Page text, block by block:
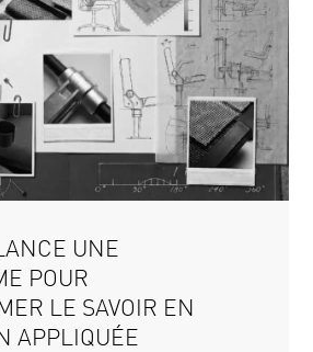
UNE
POUR
LE SAVOIR EN
APPLIQUÉE